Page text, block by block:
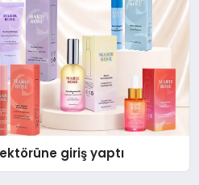
giriş yaptı